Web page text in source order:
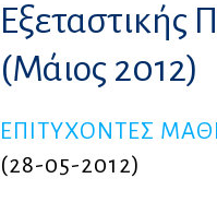
Εξεταστικής
(Μάιος 2012)
ΕΠΙΤΥΧΟΝΤΕΣ
(28-05-2012)